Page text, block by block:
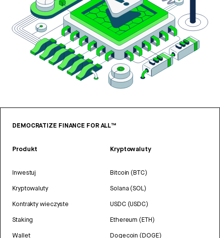
DEMOCRATIZE FINANCE FOR ALL™
Produkt
Inwestuj
Kryptowaluty
Kontrakty wieczyste
Staking
Wallet
Kryptowaluty
Bitcoin (BTC)
Solana (SOL)
USDC (USDC)
Ethereum (ETH)
Dogecoin (DOGE)